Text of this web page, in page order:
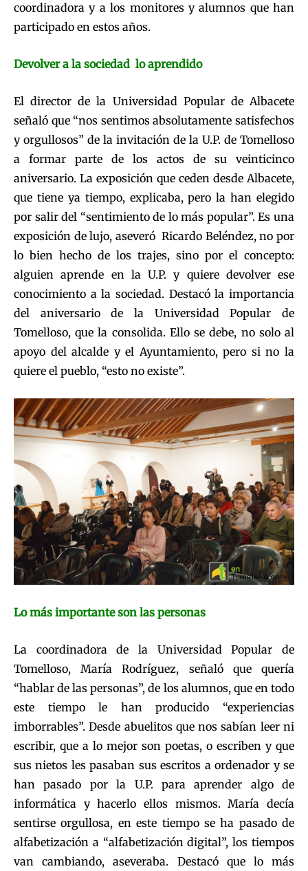
coordinadora y a los monitores y alumnos que han
participado en estos años.
Devolver a la sociedad lo aprendido
El director de la Universidad Popular de Albacete
señaló que “nos sentimos absolutamente satisfechos
y orgullosos” de la invitación de la U.P. de Tomelloso
a formar parte de los actos de su veinticinco
aniversario. La exposición que ceden desde Albacete,
que tiene ya tiempo, explicaba, pero la han elegido
por salir del “sentimiento de lo más popular”. Es una
exposición de lujo, aseveró Ricardo Beléndez, no por
lo bien hecho de los trajes, sino por el concepto:
alguien aprende en la U.P. y quiere devolver ese
conocimiento a la sociedad. Destacó la importancia
del aniversario de la Universidad Popular de
Tomelloso, que la consolida. Ello se debe, no solo al
apoyo del alcalde y el Ayuntamiento, pero si no la
quiere el pueblo, “esto no existe”.
Lo más importante son las personas
La coordinadora de la Universidad Popular de
Tomelloso, María Rodríguez, señaló que quería
“hablar de las personas”, de los alumnos, que en todo
este tiempo le han producido “experiencias
imborrables”. Desde abuelitos que nos sabían leer ni
escribir, que a lo mejor son poetas, o escriben y que
sus nietos les pasaban sus escritos a ordenador y se
han pasado por la U.P. para aprender algo de
informática y hacerlo ellos mismos. María decía
sentirse orgullosa, en este tiempo se ha pasado de
alfabetización a “alfabetización digital”, los tiempos
van cambiando, aseveraba. Destacó que lo más